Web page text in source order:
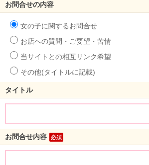
お問合せの内容
女の子に関するお問合せ
お店への質問・ご要望・苦情
当サイトとの相互リンク希望
その他(タイトルに記載)
タイトル
お問合せ内容 必須